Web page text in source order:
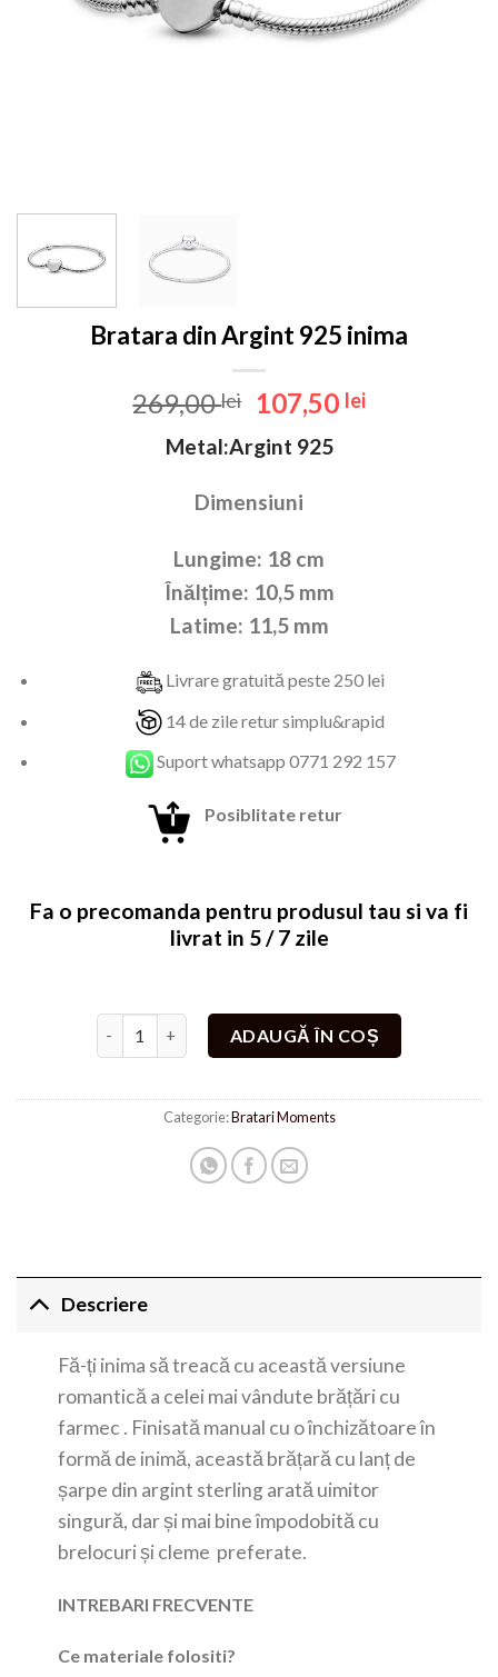
Bratara din Argint 925 inima
269,00lei
Prețul
inițial
a
269,00 lei.
107,50 leiPrețul
Metal:Argint 925
Dimensiuni
Lungime: 18 cm
Înălțime: 10,5 mm
Latime: 11,5 mm
Livrare gratuită peste 250 lei
14 de zile retur simplu&rapid
Suport whatsapp 0771 292 157
Posiblitate retur
Fa o precomanda pentru produsul tau si va fi
livrat in 5 / 7 zile
Cantitate Bratara din Argint 925 inima
ADAUGĂ ÎN COȘ
Categorie:Bratari Moments
Descriere
Fă-ți inima să treacă cu această versiune
romantică a celei mai vândute brățări cu
farmec . Finisată manual cu o închizătoare în
formă de inimă, această brățară cu lanț de
șarpe din argint sterling arată uimitor
singură, dar și mai bine împodobită cu
brelocuri și cleme preferate.
INTREBARI FRECVENTE
Ce materiale folositi?